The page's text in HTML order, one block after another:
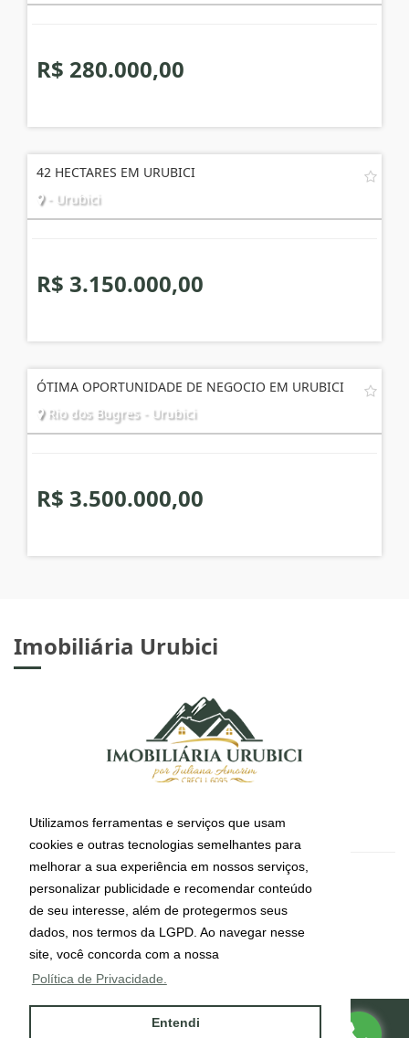
Utilizamos ferramentas e serviços que usam
cookies e outras tecnologias semelhantes para
melhorar a sua experiência em nossos serviços,
personalizar publicidade e recomendar conteúdo
de seu interesse, além de protegermos seus
dados, nos termos da LGPD. Ao navegar nesse
site, você concorda com a nossa
Política de Privacidade.
Entendi
R$ 280.000,00
42 HECTARES EM URUBICI
- Urubici
R$ 3.150.000,00
ÓTIMA OPORTUNIDADE DE NEGOCIO EM URUBICI
Rio dos Bugres - Urubici
R$ 3.500.000,00
Imobiliária Urubici
CRECI: J-6095
Informações de Contato
(49) 99112-4491
ImóvelOffice© - Todos os direitos reservados